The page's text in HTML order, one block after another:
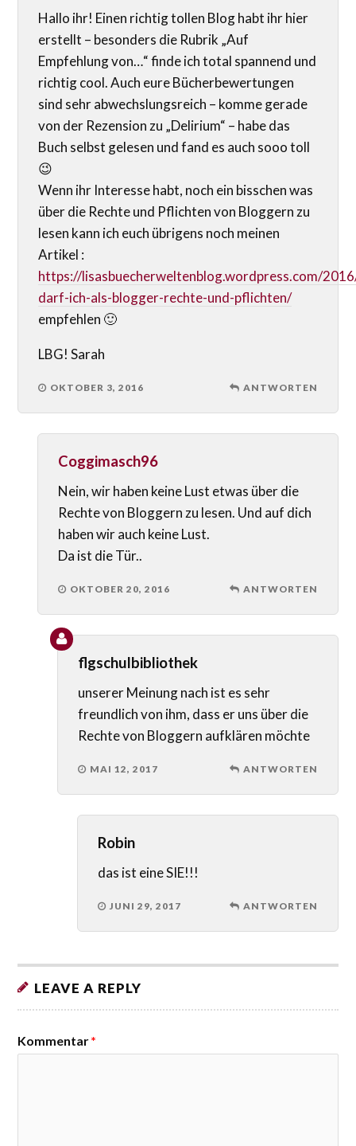
Hallo ihr! Einen richtig tollen Blog habt ihr hier
erstellt – besonders die Rubrik „Auf
Empfehlung von…“ finde ich total spannend und
richtig cool. Auch eure Bücherbewertungen
sind sehr abwechslungsreich – komme gerade
von der Rezension zu „Delirium“ – habe das
Buch selbst gelesen und fand es auch sooo toll
😉
Wenn ihr Interesse habt, noch ein bisschen was
über die Rechte und Pflichten von Bloggern zu
lesen kann ich euch übrigens noch meinen
Artikel :
https://lisasbuecherweltenblog.wordpress.com/
darf-ich-als-blogger-rechte-und-pflichten/
empfehlen 🙂
LBG! Sarah
OKTOBER 3, 2016 ANTWORTEN
Coggimasch96
Nein, wir haben keine Lust etwas über die
Rechte von Bloggern zu lesen. Und auf dich
haben wir auch keine Lust.
Da ist die Tür..
OKTOBER 20, 2016 ANTWORTEN
flgschulbibliothek
unserer Meinung nach ist es sehr
freundlich von ihm, dass er uns über die
Rechte von Bloggern aufklären möchte
MAI 12, 2017 ANTWORTEN
Robin
das ist eine SIE!!!
JUNI 29, 2017 ANTWORTEN
LEAVE A REPLY
Kommentar*